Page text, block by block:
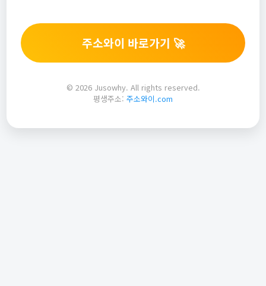
주소와이 바로가기 🚀
© 2026 Jusowhy. All rights reserved.
평생주소: 주소와이.com